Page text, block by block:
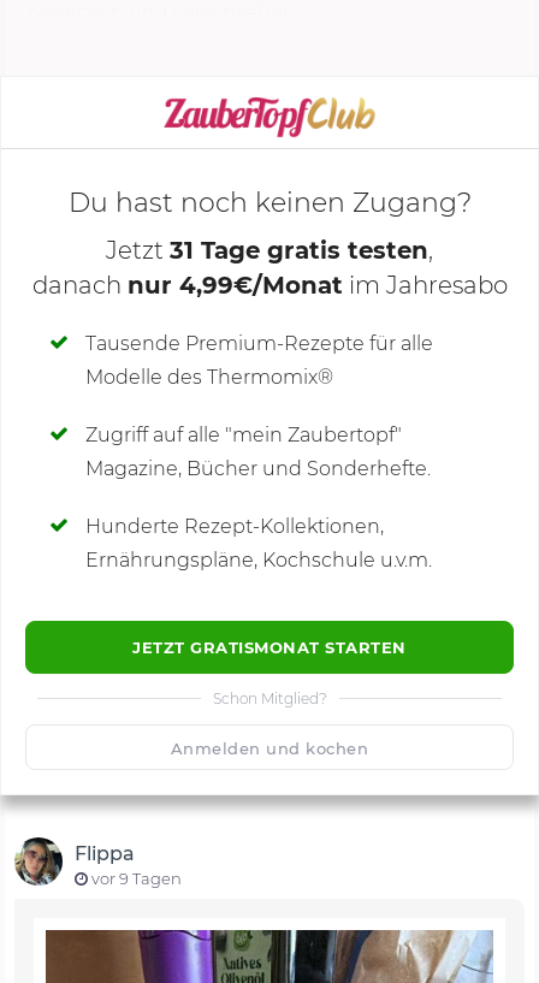
KOCHMODUS STARTEN
Deine Notizen
Du hast noch keinen Zugang?
Jetzt 31 Tage gratis testen,
danach nur 4,99€/Monat im Jahresabo
Tausende Premium-Rezepte für alle
Modelle des Thermomix®
Zugriff auf alle "mein Zaubertopf"
Magazine, Bücher und Sonderhefte.
Hunderte Rezept-Kollektionen,
Ernährungspläne, Kochschule u.v.m.
JETZT GRATISMONAT STARTEN
Schon Mitglied?
Anmelden und kochen
Kommentare(42)
🙂 1500 Speichern
Flippa
vor 9 Tagen